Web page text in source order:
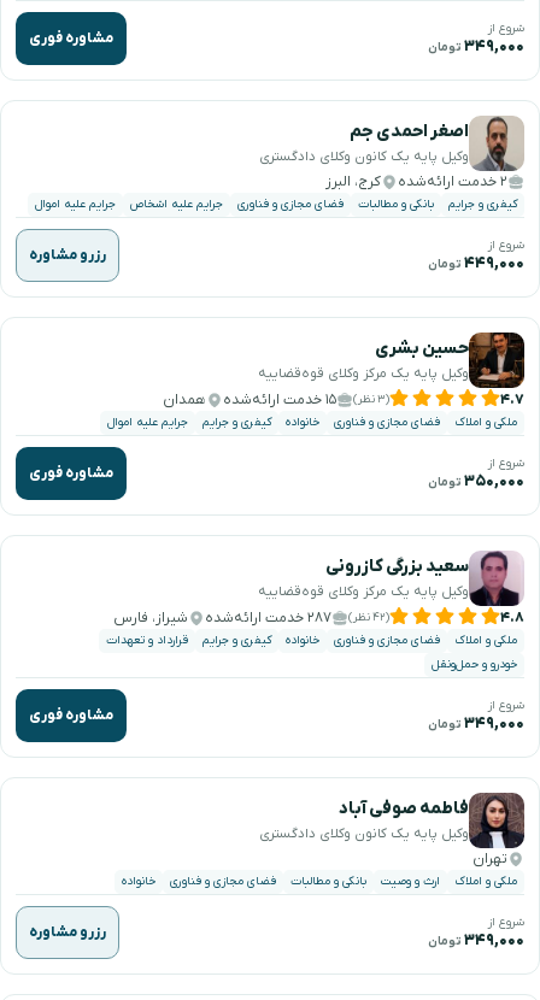
شروع از
۳۴۹,۰۰۰ تومان مشاوره فوری
اصغر احمدی جم
وکیل پایه یک کانون وکلای دادگستری
۲ خدمت ارائه‌شده کرج، البرز
کیفری و جرایم بانکی و مطالبات فضای مجازی و فناوری جرایم علیه اشخاص جرایم علیه اموال
شروع از
۴۴۹,۰۰۰ تومان رزرو مشاوره
حسین بشری
وکیل پایه یک مرکز وکلای قوه‌قضاییه
۴.۷ (۳ نظر) ۱۵ خدمت ارائه‌شده همدان
ملکی و املاک فضای مجازی و فناوری خانواده کیفری و جرایم جرایم علیه اموال
شروع از
۳۵۰,۰۰۰ تومان مشاوره فوری
سعید بزرگی کازرونی
وکیل پایه یک مرکز وکلای قوه‌قضاییه
۴.۸ (۴۲ نظر) ۲۸۷ خدمت ارائه‌شده شیراز، فارس
ملکی و املاک فضای مجازی و فناوری خانواده کیفری و جرایم
قرارداد و تعهدات
خودرو و حمل‌ونقل
شروع از
۳۴۹,۰۰۰ تومان مشاوره فوری
فاطمه صوفی آباد
وکیل پایه یک کانون وکلای دادگستری
تهران
ملکی و املاک ارث و وصیت بانکی و مطالبات فضای مجازی و فناوری خانواده
شروع از
۳۴۹,۰۰۰ تومان رزرو مشاوره